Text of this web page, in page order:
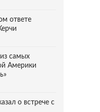
ответе
самых
Америки
о встрече с